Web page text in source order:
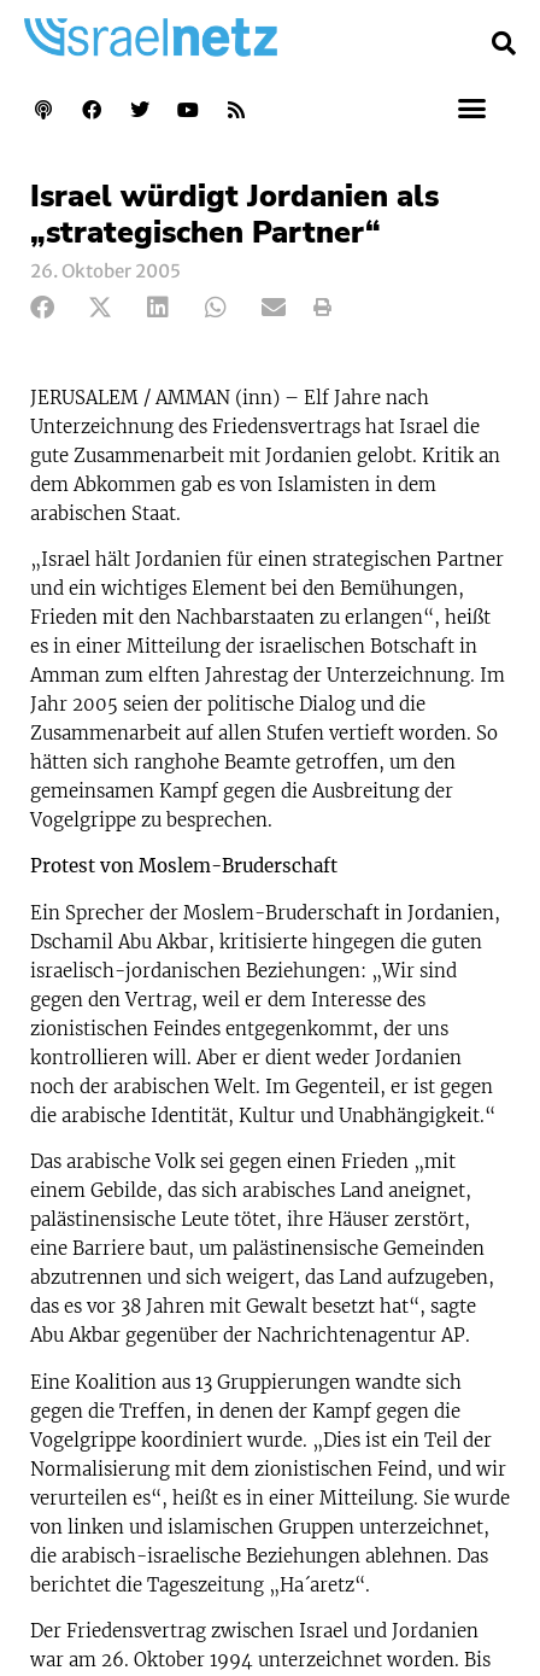
Israel würdigt Jordanien als
„strategischen Partner“
26. Oktober 2005
JERUSALEM / AMMAN (inn) – Elf Jahre nach
Unterzeichnung des Friedensvertrags hat Israel die
gute Zusammenarbeit mit Jordanien gelobt. Kritik an
dem Abkommen gab es von Islamisten in dem
arabischen Staat.
„Israel hält Jordanien für einen strategischen Partner
und ein wichtiges Element bei den Bemühungen,
Frieden mit den Nachbarstaaten zu erlangen“, heißt
es in einer Mitteilung der israelischen Botschaft in
Amman zum elften Jahrestag der Unterzeichnung. Im
Jahr 2005 seien der politische Dialog und die
Zusammenarbeit auf allen Stufen vertieft worden. So
hätten sich ranghohe Beamte getroffen, um den
gemeinsamen Kampf gegen die Ausbreitung der
Vogelgrippe zu besprechen.
Protest von Moslem-Bruderschaft
Ein Sprecher der Moslem-Bruderschaft in Jordanien,
Dschamil Abu Akbar, kritisierte hingegen die guten
israelisch-jordanischen Beziehungen: „Wir sind
gegen den Vertrag, weil er dem Interesse des
zionistischen Feindes entgegenkommt, der uns
kontrollieren will. Aber er dient weder Jordanien
noch der arabischen Welt. Im Gegenteil, er ist gegen
die arabische Identität, Kultur und Unabhängigkeit.“
Das arabische Volk sei gegen einen Frieden „mit
einem Gebilde, das sich arabisches Land aneignet,
palästinensische Leute tötet, ihre Häuser zerstört,
eine Barriere baut, um palästinensische Gemeinden
abzutrennen und sich weigert, das Land aufzugeben,
das es vor 38 Jahren mit Gewalt besetzt hat“, sagte
Abu Akbar gegenüber der Nachrichtenagentur AP.
Eine Koalition aus 13 Gruppierungen wandte sich
gegen die Treffen, in denen der Kampf gegen die
Vogelgrippe koordiniert wurde. „Dies ist ein Teil der
Normalisierung mit dem zionistischen Feind, und wir
verurteilen es“, heißt es in einer Mitteilung. Sie wurde
von linken und islamischen Gruppen unterzeichnet,
die arabisch-israelische Beziehungen ablehnen. Das
berichtet die Tageszeitung „Ha´aretz“.
Der Friedensvertrag zwischen Israel und Jordanien
war am 26. Oktober 1994 unterzeichnet worden. Bis